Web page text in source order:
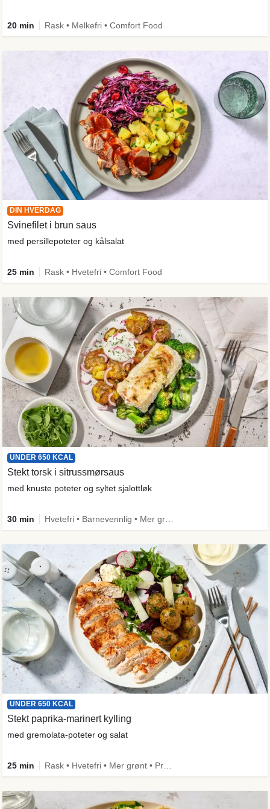
DIN HVERDAG
Svinefilet i brun saus
med persillepoteter og kålsalat
25 min Rask • Hvetefri • Comfort Food
20 min Rask • Melkefri • Comfort Food
UNDER 650 KCAL
Stekt torsk i sitrussmørsaus
med knuste poteter og syltet sjalottløk
30 min
UNDER 650 KCAL
Stekt paprika-marinert kylling
med gremolata-poteter og salat
25 min